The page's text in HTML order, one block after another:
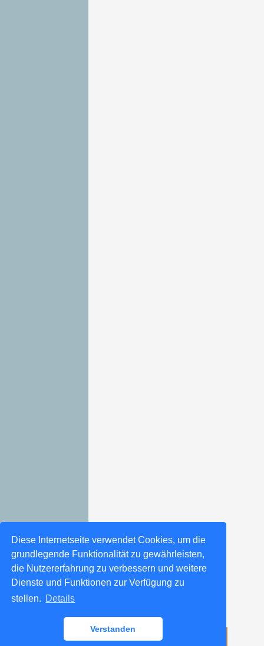
Diese Internetseite verwendet Cookies, um die
grundlegende Funktionalität zu gewährleisten,
die Nutzererfahrung zu verbessern und weitere
Dienste und Funktionen zur Verfügung zu
stellen. Details
Verstanden